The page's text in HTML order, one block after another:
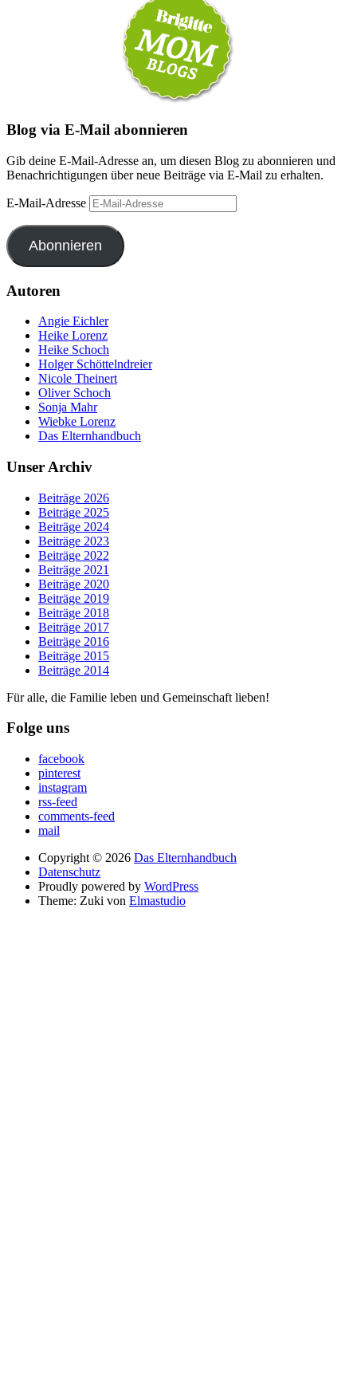
Blog via E-Mail abonnieren
Gib deine E-Mail-Adresse an, um diesen Blog zu abonnieren und
Benachrichtigungen über neue Beiträge via E-Mail zu erhalten.
E-Mail-Adresse
Abonnieren
Autoren
Angie Eichler
Heike Lorenz
Heike Schoch
Holger Schöttelndreier
Nicole Theinert
Oliver Schoch
Sonja Mahr
Wiebke Lorenz
Das Elternhandbuch
Unser Archiv
Beiträge 2026
Beiträge 2025
Beiträge 2024
Beiträge 2023
Beiträge 2022
Beiträge 2021
Beiträge 2020
Beiträge 2019
Beiträge 2018
Beiträge 2017
Beiträge 2016
Beiträge 2015
Beiträge 2014
Für alle, die Familie leben und Gemeinschaft lieben!
Folge uns
facebook
pinterest
instagram
rss-feed
comments-feed
mail
Copyright © 2026 Das Elternhandbuch
Datenschutz
Proudly powered by WordPress
Theme: Zuki von Elmastudio